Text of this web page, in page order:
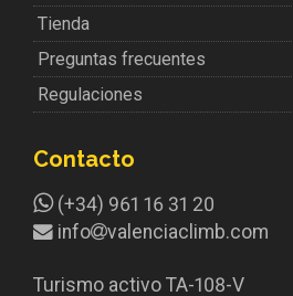
Tienda
Preguntas frecuentes
Regulaciones
Contacto
(+34) 961 16 31 20
info
valenciaclimb.com
Turismo activo TA-108-V